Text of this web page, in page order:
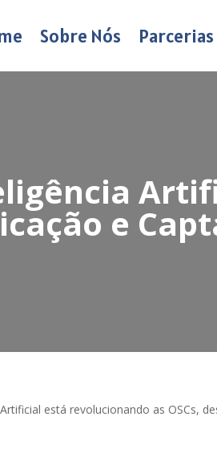
Sobre Nós Parcerias
e
está revolucionando as OSCs,